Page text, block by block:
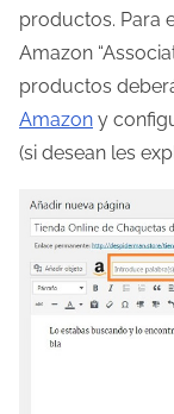
productos. Para
Amazon
productos
Amazon y
(si desean les